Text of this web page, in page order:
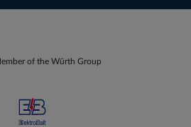
of the Würth Group